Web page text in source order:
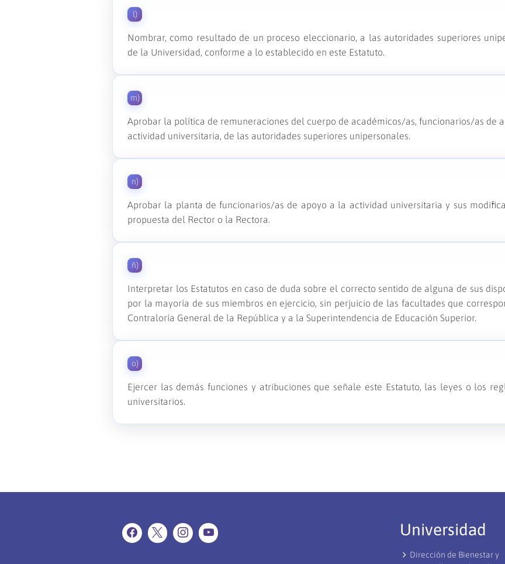
l)
Nombrar, como resultado de un proceso eleccionario, a las autoridades superiores
de la Universidad, conforme a lo establecido en este Estatuto.
m)
Aprobar la política de remuneraciones del cuerpo de académicos/as, funcionarios/as de
actividad universitaria, de las autoridades superiores unipersonales.
n)
Aprobar la planta de funcionarios/as de apoyo a la actividad universitaria y sus
propuesta del Rector o la Rectora.
ñ)
Interpretar los Estatutos en caso de duda sobre el correcto sentido de alguna de sus
por la mayoría de sus miembros en ejercicio, sin perjuicio de las facultades que
Contraloría General de la República y a la Superintendencia de Educación Superior.
o)
Ejercer las demás funciones y atribuciones que señale este Estatuto, las leyes o los
universitarios.
Universidad
Dirección de Bienestar y